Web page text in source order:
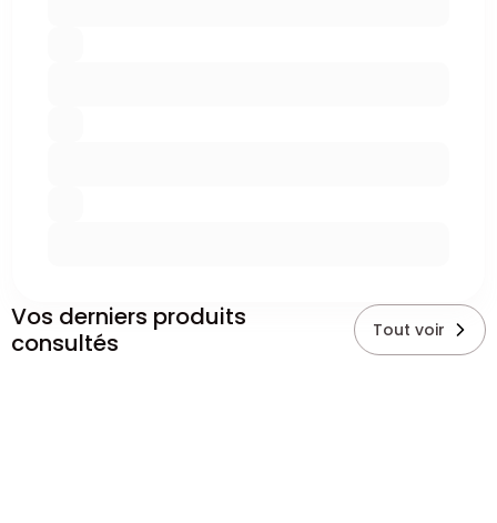
Vos derniers produits
consultés
Tout voir